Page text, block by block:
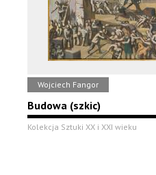
Wojciech Fangor
Budowa (szkic)
Kolekcja Sztuki XX i XXI wieku